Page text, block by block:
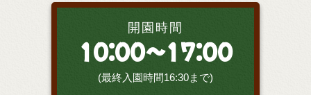
開園時間
10:00～17:00
(最終入園時間16:30まで)